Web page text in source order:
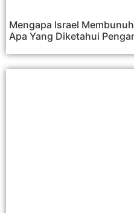
Mengapa Israel
Apa Yang Diketahui